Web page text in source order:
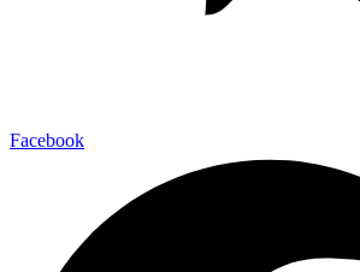
Facebook